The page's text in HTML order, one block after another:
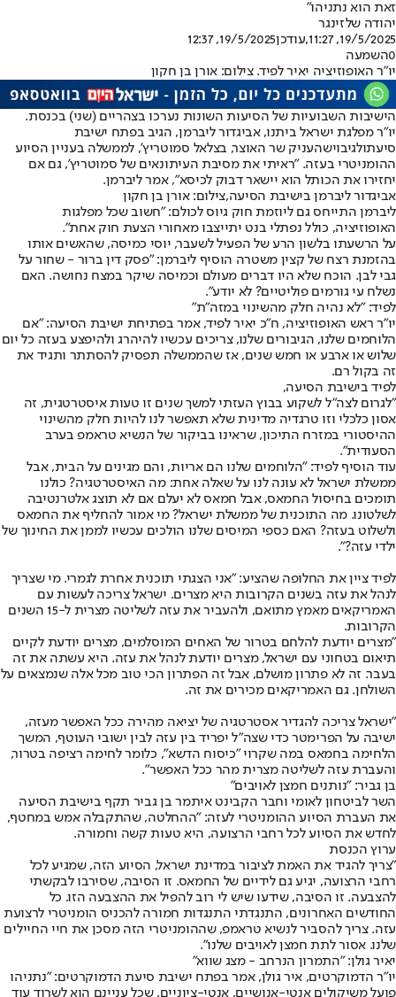
זאת הוא נתניהו"
יהודה שלזינגר
19/5/2025, 11:27
,עודכן19/5/2025, 12:37
0השמעה
יו"ר האופוזיציה יאיר לפיד. צילום: אורן בן חקון
הישיבות השבועיות של הסיעות השונות נערכו בצהריים (שני) בכנסת.
יו"ר מפלגת ישראל ביתנו, אביגדור ליברמן, הגיב בפתח ישיבת
סיעתולגיבוישהעניק שר האוצר, בצלאל סמוטריץ', לממשלה בעניין הסיוע
ההומניטרי בעזה. "ראיתי את מסיבת העיתונאים של סמוטריץ', גם אם
יחזירו את הכותל הוא יישאר דבוק לכיסא", אמר ליברמן.
אביגדור ליברמן בישיבת הסיעה,צילום: אורן בן חקון
ליברמן התייחס גם ליוזמת חוק גיוס לכולם: "חשוב שכל מפלגות
האופוזיציה, כולל נפתלי בנט יתייצבו מאחורי הצעת חוק אחת".
על הרשעתו בלשון הרע של הפעיל לשעבר, יוסי כמיסה, שהאשים אותו
בהזמנת רצח של קצין משטרה הוסיף ליברמן: "פסק דין ברור - שחור על
גבי לבן. הוכח שלא היו דברים מעולם וכמיסה שיקר במצח נחושה. האם
נשלח עי גורמים פוליטיים? לא יודע".
לפיד: "לא נהיה חלק מהשינוי במזה"ת"
יו"ר ראש האופוזיציה, ח"כ יאיר לפיד, אמר בפתיחת ישיבת הסיעה: "אם
הלוחמים שלנו, הגיבורים שלנו, צריכים עכשיו להיהרג ולהיפצע בעזה כל יום
שלוש או ארבע או חמש שנים, אז שהממשלה תפסיק להסתתר ותגיד את
זה בקול רם.
לפיד בישיבת הסיעה,
"לגרום לצה"ל לשקוע בבוץ העזתי למשך שנים זו טעות איסטרטגית, זה
אסון כלכלי וזו טרגדיה מדינית שלא תאפשר לנו להיות חלק מהשינוי
ההיסטורי במזרח התיכון, שראינו בביקור של הנשיא טראמפ בערב
הסעודית".
עוד הוסיף לפיד: "הלוחמים שלנו הם אריות, והם מגינים על הבית, אבל
ממשלת ישראל לא עונה לנו על שאלה אחת: מה האיסטרטגיה? כולנו
תומכים בחיסול החמאס, אבל חמאס לא יעלם אם לא תוצג אלטרנטיבה
לשלטונו. מה התוכנית של ממשלת ישראל? מי אמור להחליף את החמאס
ולשלוט בעזה? האם כספי המיסים שלנו הולכים עכשיו לממן את החינוך של
ילדי עזה?".
לפיד ציין את החלופה שהציע: "אני הצגתי תוכנית אחרת לגמרי. מי שצריך
לנהל את עזה בשנים הקרובות היא מצרים. ישראל צריכה לעשות עם
האמריקאים מאמץ מתואם, ולהעביר את עזה לשליטה מצרית ל-15 השנים
הקרובות.
"מצרים יודעת להלחם בטרור של האחים המוסלמים, מצרים יודעת לקיים
תיאום בטחוני עם ישראל, מצרים יודעת לנהל את עזה. היא עשתה את זה
בעבר. זה לא פתרון מושלם, אבל זה הפתרון הכי טוב מכל אלה שנמצאים על
השולחן. גם האמריקאים מכירים את זה.
"ישראל צריכה להגדיר אסטרטגיה של יציאה מהירה ככל האפשר מעזה,
ישיבה על הפרימטר כדי שצה"ל יפריד בין עזה לבין ישובי העוטף, המשך
הלחימה בחמאס במה שקרוי "כיסוח הדשא", כלומר לחימה רציפה בטרור,
והעברת עזה לשליטה מצרית מהר ככל האפשר".
בן גביר: "נותנים חמצן לאויבים"
השר לביטחון לאומי וחבר הקבינט איתמר בן גביר תקף בישיבת הסיעה
את העברת הסיוע ההומניטרי לעזה: "ההחלטה, שהתקבלה אמש במחטף,
לחדש את הסיוע לכל רחבי הרצועה, היא טעות קשה וחמורה.
ערוץ הכנסת
"צריך להגיד את האמת לציבור במדינת ישראל, הסיוע הזה, שמגיע לכל
רחבי הרצועה, יגיע גם לידיים של החמאס. זו הסיבה, שסירבו לבקשתי
להצבעה. זו הסיבה, שידעו שיש לי רוב להפיל את ההצבעה הזו. כל
החודשים האחרונים, התנגדתי התנגדות חמורה להכניס הומניטרי לרצועת
עזה. צריך להסביר לנשיא טראמפ, שההומניטרי הזה מסכן את חיי החיילים
שלנו. אסור לתת חמצן לאויבים שלנו".
יאיר גולן: "התמרון הנרחב - מצג שווא"
יו"ר הדמוקרטים, איר גולן, אמר בפתח ישיבת סיעת הדמוקרטים: "נתניהו
פועל משיקולים אנטי-אנושיים, אנטי-ציוניים, שכל עניינם הוא לשרוד עוד